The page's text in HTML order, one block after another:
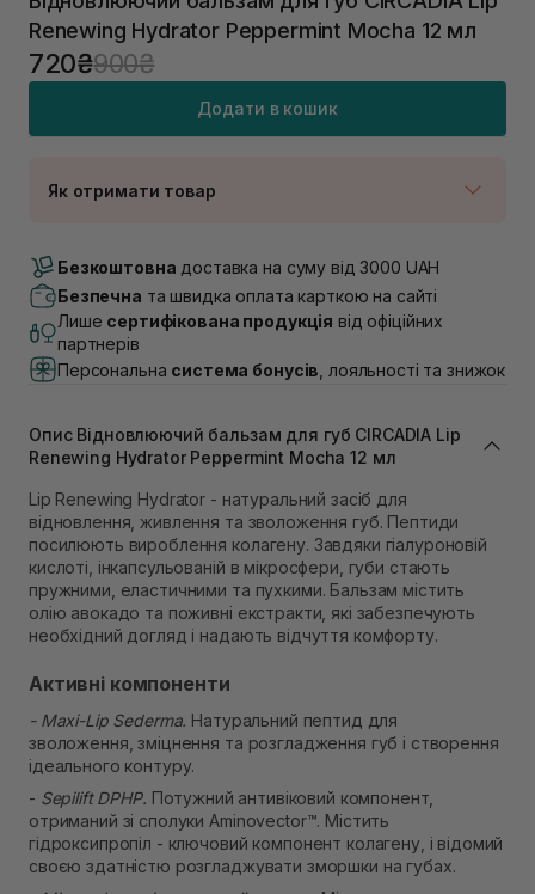
Renewing Hydrator Peppermint Mocha 12 мл
720₴900₴
Додати в кошик
Як отримати товар
Немає в наявності!
В наявності
Самовивіз м. Львів, вул. Академіка Підстригача, 1В
(Duck’s Lake)
Немає в наявності!
Самовивіз м. Львів, вул. Степана Бандери 45
Самовивіз м. Рівне, вул. 16-го Липня, 15
В наявності
Самовивіз м. Рівне, вул. Кулика і Гудачека 23 (ТЦ
Екватор)
Немає в наявності!
Безкоштовна доставка на суму від 3000 UAH
Безпечна та швидка оплата карткою на сайті
Лише сертифікована продукція від офіційних
партнерів
Персональна система бонусів , лояльності та знижок
Опис Відновлюючий бальзам для губ CIRCADIA Lip
Renewing Hydrator Peppermint Mocha 12 мл
Lip Renewing Hydrator - натуральний засіб для
відновлення, живлення та зволоження губ. Пептиди
посилюють вироблення колагену. Завдяки гіалуроновій
кислоті, інкапсульованій в мікросфери, губи стають
пружними, еластичними та пухкими. Бальзам містить
олію авокадо та поживні екстракти, які забезпечують
необхідний догляд і надають відчуття комфорту.
Активні компоненти
- Maxi-Lip Sederma. Натуральний пептид для
зволоження, зміцнення та розгладження губ і створення
ідеального контуру.
- Sepilift DPHP. Потужний антивіковий компонент,
отриманий зі сполуки Aminovector™. Містить
гідроксипропіл - ключовий компонент колагену, і відомий
своєю здатністю розгладжувати зморшки на губах.